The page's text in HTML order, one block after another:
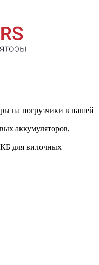
на погрузчики в нашей
аккумуляторов,
для вилочных